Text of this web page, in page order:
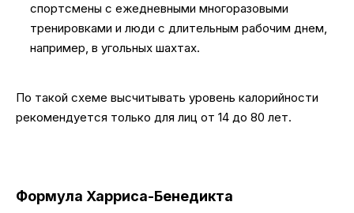
спортсмены с ежедневными многоразовыми
тренировками и люди с длительным рабочим днем,
например, в угольных шахтах.
По такой схеме высчитывать уровень калорийности
рекомендуется только для лиц от 14 до 80 лет.
Формула Харриса-Бенедикта